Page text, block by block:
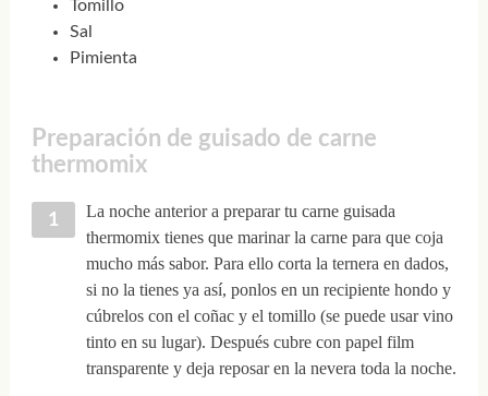
Tomillo
Sal
Pimienta
Preparación de guisado de carne
thermomix
La noche anterior a preparar tu carne guisada
thermomix tienes que marinar la carne para que coja
mucho más sabor. Para ello corta la ternera en dados,
si no la tienes ya así, ponlos en un recipiente hondo y
cúbrelos con el coñac y el tomillo (se puede usar vino
tinto en su lugar). Después cubre con papel film
transparente y deja reposar en la nevera toda la noche.